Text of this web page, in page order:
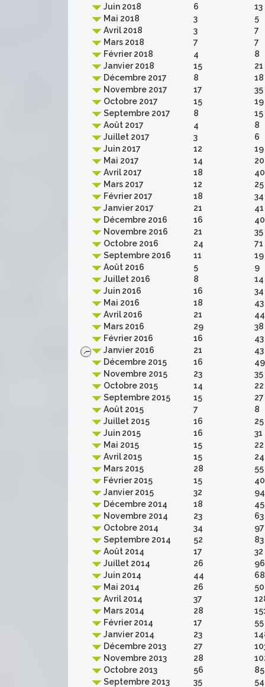
Juin 2018 6
13
Mai 2018
3
5
Avril 2018
3
7
Mars 2018
7
7
Février 2018
4
8
Janvier 2018
15
21
Décembre 2017
8
18
Novembre 2017
17
35
Octobre 2017
15
19
Septembre 2017
8
15
Août 2017
4
8
Juillet 2017
3
6
Juin 2017
12
19
Mai 2017
14
20
Avril 2017
18
40
Mars 2017
12
25
Février 2017
18
34
Janvier 2017
21
41
Décembre 2016
16
40
Novembre 2016
21
35
Octobre 2016
24
71
Septembre 2016
11
19
Août 2016
5
9
Juillet 2016
8
14
Juin 2016
16
34
Mai 2016
18
43
Avril 2016
21
44
Mars 2016
29
38
Février 2016
16
43
Janvier 2016
21
43
Décembre 2015
16
49
Novembre 2015
23
35
Octobre 2015
14
22
Septembre 2015
15
27
Août 2015
7
8
Juillet 2015
16
25
Juin 2015
16
31
Mai 2015
15
22
Avril 2015
15
24
Mars 2015
28
55
Février 2015
15
40
Janvier 2015
32
94
Décembre 2014
18
45
Novembre 2014
23
63
Octobre 2014
34
97
Septembre 2014
52
83
Août 2014
17
32
Juillet 2014
26
96
Juin 2014
44
68
Mai 2014
26
50
Avril 2014
37
Mars 2014
28
Février 2014
17
55
Janvier 2014
23
Décembre 2013
27
Novembre 2013
28
Octobre 2013
56
85
Septembre 2013
35
54